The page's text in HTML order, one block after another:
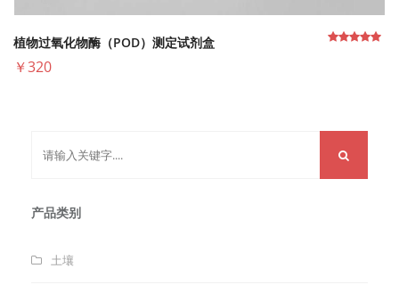
植物过氧化物酶（POD）测定试剂盒
￥320
产品类别
土壤